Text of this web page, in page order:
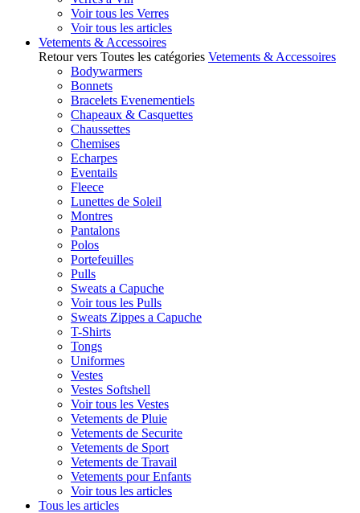
Voir tous les Verres
Voir tous les articles
Vetements & Accessoires
Retour vers Toutes les catégories Vetements & Accessoires
Bodywarmers
Bonnets
Bracelets Evenementiels
Chapeaux & Casquettes
Chaussettes
Chemises
Echarpes
Eventails
Fleece
Lunettes de Soleil
Montres
Pantalons
Polos
Portefeuilles
Pulls
Sweats a Capuche
Voir tous les Pulls
Sweats Zippes a Capuche
T-Shirts
Tongs
Uniformes
Vestes
Vestes Softshell
Voir tous les Vestes
Vetements de Pluie
Vetements de Securite
Vetements de Sport
Vetements de Travail
Vetements pour Enfants
Voir tous les articles
Tous les articles